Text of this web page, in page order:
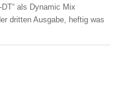
als Dynamic Mix
dritten Ausgabe, heftig was